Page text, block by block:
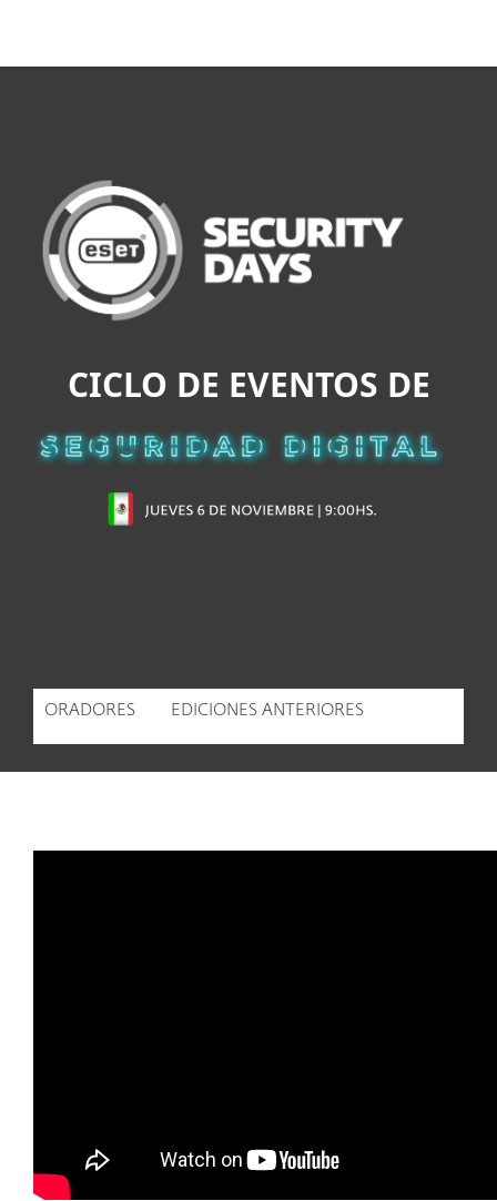
CICLO DE EVENTOS DE
ORADORES EDICIONES ANTERIORES